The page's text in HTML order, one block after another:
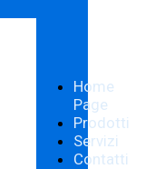
Home
Page
Prodotti
Servizi
Contatti